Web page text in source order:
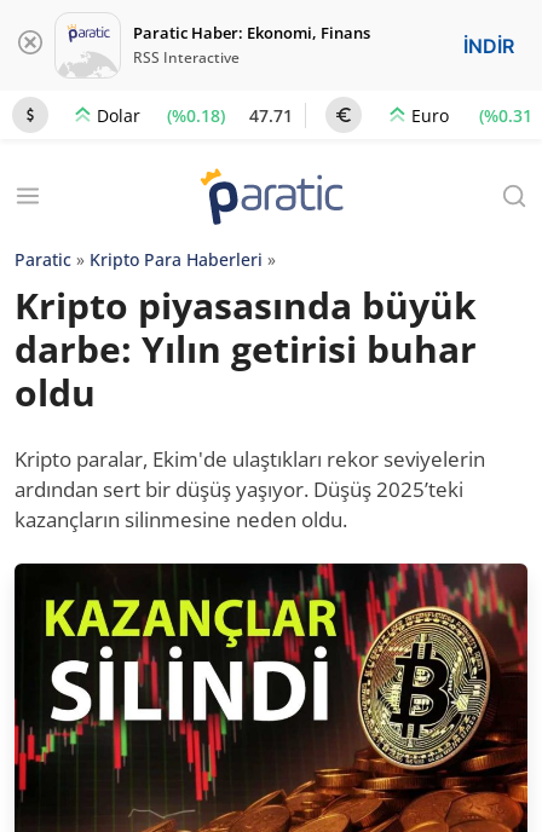
Paratic Haber: Ekonomi, Finans
RSS Interactive İNDİR
Dolar (%0.18) 47.71 Euro (%0.31)
Paratic » Kripto Para Haberleri »
Kripto piyasasında büyük
darbe: Yılın getirisi buhar
oldu
Kripto paralar, Ekim'de ulaştıkları rekor seviyelerin
ardından sert bir düşüş yaşıyor. Düşüş 2025’teki
kazançların silinmesine neden oldu.